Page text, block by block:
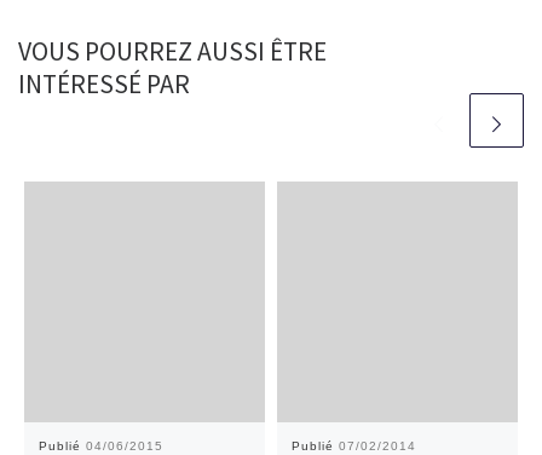
VOUS POURREZ AUSSI ÊTRE
INTÉRESSÉ PAR
Publié 04/06/2015 Publié 07/02/2014